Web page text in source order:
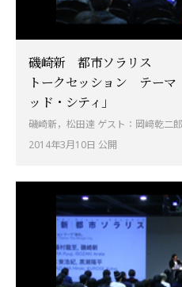
磯崎新 都市ソラリス
トークセッション テーマ
ッド・シティ」
磯崎新，松田達 ゲスト：岡﨑乾二
2014年3月10日 公開